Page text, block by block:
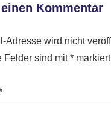
Kommentar
Adresse wird nicht
Felder sind mit* markiert